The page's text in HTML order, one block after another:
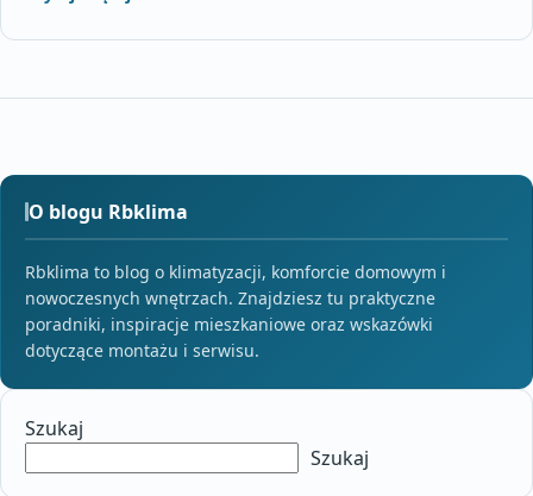
O blogu Rbklima
Rbklima to blog o klimatyzacji, komforcie domowym i
nowoczesnych wnętrzach. Znajdziesz tu praktyczne
poradniki, inspiracje mieszkaniowe oraz wskazówki
dotyczące montażu i serwisu.
Szukaj
Szukaj